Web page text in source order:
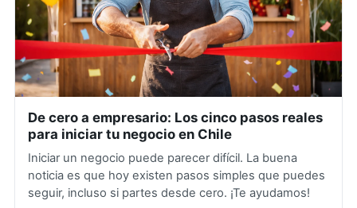
De cero a empresario: Los cinco pasos reales
para iniciar tu negocio en Chile
Iniciar un negocio puede parecer difícil. La buena
noticia es que hoy existen pasos simples que puedes
seguir, incluso si partes desde cero. ¡Te ayudamos!